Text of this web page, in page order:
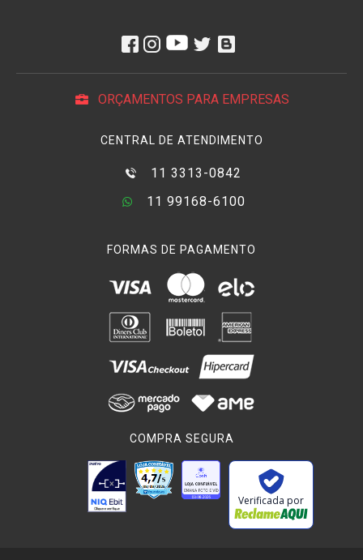
ORÇAMENTOS PARA EMPRESAS
CENTRAL DE ATENDIMENTO
11 3313-0842
11 99168-6100
FORMAS DE PAGAMENTO
COMPRA SEGURA
Verificada por